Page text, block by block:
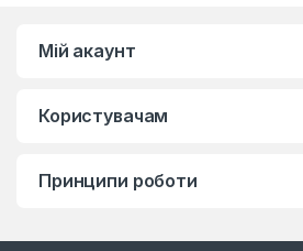
Мій акаунт
Користувачам
Принципи роботи